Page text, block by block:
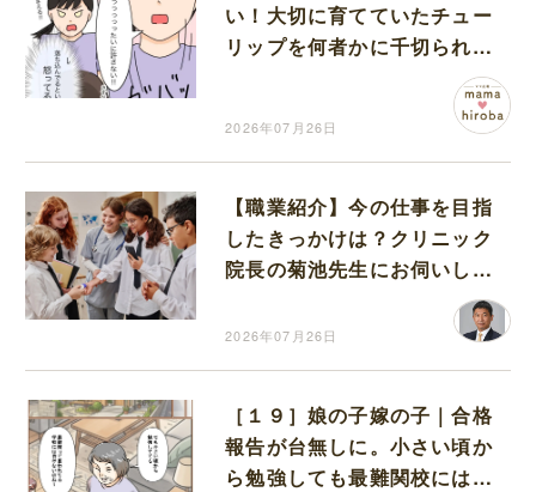
い！大切に育てていたチュー
リップを何者かに千切られて
2026年07月26日
【職業紹介】今の仕事を目指
したきっかけは？クリニック
院長の菊池先生にお伺いしま
2026年07月26日
［１９］娘の子嫁の子｜合格
報告が台無しに。小さい頃か
ら勉強しても最難関校には入